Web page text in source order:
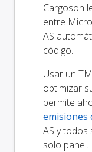
Cargoson
entre
AS
código.
Usar un
optimizar
permite
emisiones
AS y
solo panel.